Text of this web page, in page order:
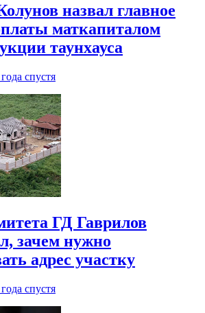
назвал главное
маткапиталом
таунхауса
спустя
ГД Гаврилов
зачем нужно
адрес участку
спустя